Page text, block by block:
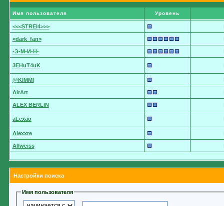
Имя пользователя Уровень
<<<STREI4>>>
<dark_fan>
-Э-М-И-Н-
3EHuT4uK
@KIMMI
AirArt
ALEX BERLIN
aLexao
Alexxre
Allweiss
Настройки поиска
Имя пользователя